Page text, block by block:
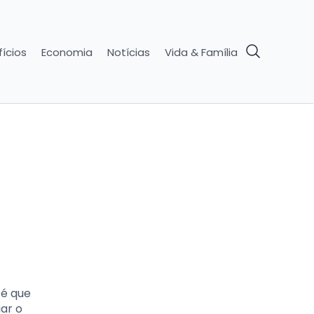
Economia Notícias Vida & Família
que
o